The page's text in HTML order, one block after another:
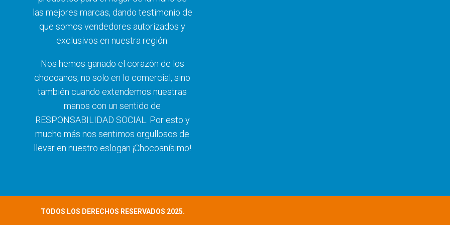
las mejores marcas, dando testimonio de
que somos vendedores autorizados y
exclusivos en nuestra región.
Nos hemos ganado el corazón de los
chocoanos, no solo en lo comercial, sino
también cuando extendemos nuestras
manos con un sentido de
RESPONSABILIDAD SOCIAL. Por esto y
mucho más nos sentimos orgullosos de
llevar en nuestro eslogan ¡Chocoanísimo!
TODOS LOS DERECHOS RESERVADOS 2025.